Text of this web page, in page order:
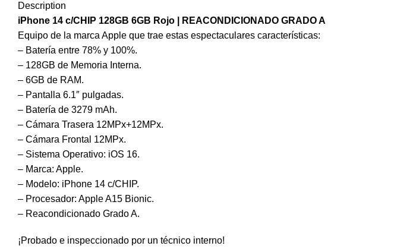
Description
iPhone 14 c/CHIP 128GB 6GB Rojo | REACONDICIONADO GRADO A
Equipo de la marca Apple que trae estas espectaculares características:
– Batería entre 78% y 100%.
– 128GB de Memoria Interna.
– 6GB de RAM.
– Pantalla 6.1″ pulgadas.
– Batería de 3279 mAh.
– Cámara Trasera 12MPx+12MPx.
– Cámara Frontal 12MPx.
– Sistema Operativo: iOS 16.
– Marca: Apple.
– Modelo: iPhone 14 c/CHIP.
– Procesador: Apple A15 Bionic.
– Reacondicionado Grado A.
¡Probado e inspeccionado por un técnico interno!